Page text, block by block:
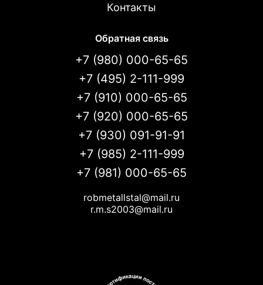
Контакты
Обратная связь
+7 (980) 000-65-65
+7 (495) 2-111-999
+7 (910) 000-65-65
+7 (920) 000-65-65
+7 (930) 091-91-91
+7 (985) 2-111-999
+7 (981) 000-65-65
robmetallstal@mail.ru
r.m.s2003@mail.ru